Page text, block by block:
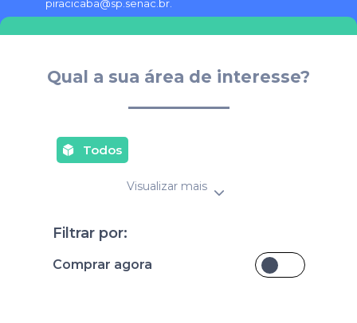
piracicaba@sp.senac.br.
Qual a sua área de interesse?
Todos
Visualizar mais
Filtrar por:
Comprar agora